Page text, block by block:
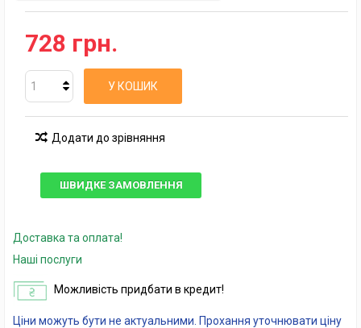
728 грн.
У КОШИК
Додати до зрівняння
ШВИДКЕ ЗАМОВЛЕННЯ
Доставка та оплата!
Наші послуги
Можливість придбати в кредит!
Ціни можуть бути не актуальними. Прохання уточнювати ціну